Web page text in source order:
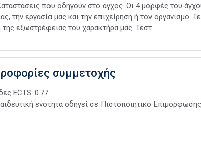
που οδηγούν στο άγχος. Οι 4 μορφές του
την εργασία μας και την επιχείρηση ή τον οργανισμό.
της εξωστρέφειας του χαρακτήρα μας. Τεστ.
συμμετοχής
ECTS: 0.77
ενότητα οδηγεί σε Πιστοποιητικό Επιμόρφωσης.